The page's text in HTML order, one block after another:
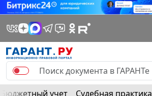
Бюджетный учет Судебная практика